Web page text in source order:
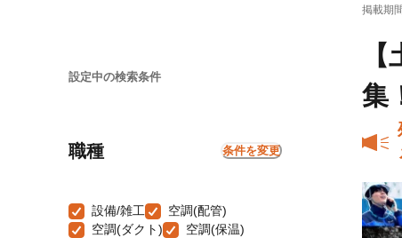
設定中の検索条件
職種 条件を変更
設備/雑工
空調(配管)
空調(ダクト)
空調(保温)
掲載期
集